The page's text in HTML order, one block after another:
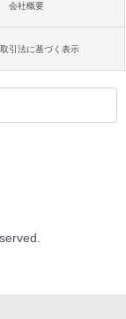
会社概要
引法に基づく表示